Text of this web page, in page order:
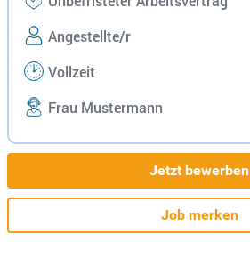
Angestellte/r
Vollzeit
Frau Mustermann
Jetzt bewerben
Job merken